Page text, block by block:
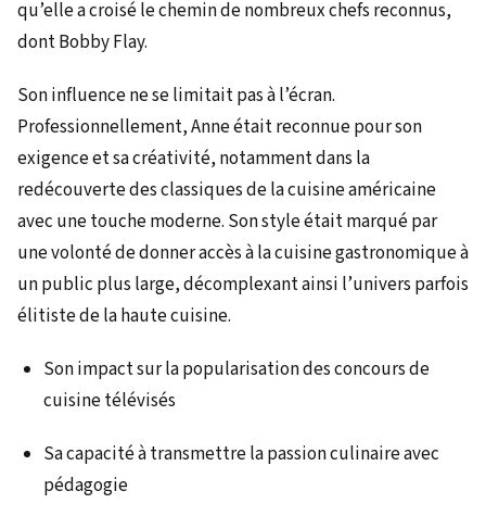
qu’elle a croisé le chemin de nombreux chefs reconnus,
dont Bobby Flay.
Son influence ne se limitait pas à l’écran.
Professionnellement, Anne était reconnue pour son
exigence et sa créativité, notamment dans la
redécouverte des classiques de la cuisine américaine
avec une touche moderne. Son style était marqué par
une volonté de donner accès à la cuisine gastronomique à
un public plus large, décomplexant ainsi l’univers parfois
élitiste de la haute cuisine.
Son impact sur la popularisation des concours de
cuisine télévisés
Sa capacité à transmettre la passion culinaire avec
pédagogie